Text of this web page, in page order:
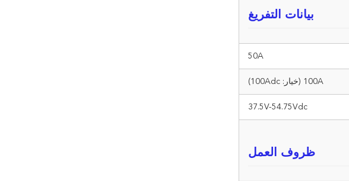
بيانات التفريغ
50A
100A (خيار: 100Adc)
37.5V-54.75Vdc
ظروف العمل